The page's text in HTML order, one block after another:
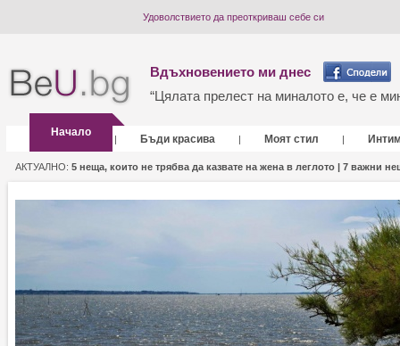
Удоволствието да преоткриваш себе си
Вдъхновението ми днес
“Цялата прелест на миналото е, че е
Начало
| Бъди красива | Моят стил |
АКТУАЛНО: 5 неща, които не трябва да казвате на жена в леглото | 7 важни